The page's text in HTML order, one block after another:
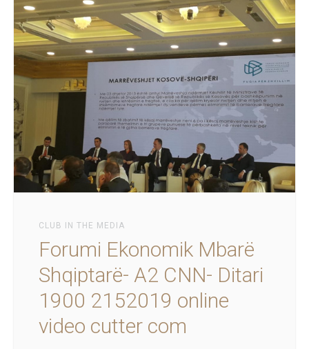
CLUB IN THE MEDIA
Forumi Ekonomik Mbarë
Shqiptarë- A2 CNN- Ditari
1900 2152019 online
video cutter com